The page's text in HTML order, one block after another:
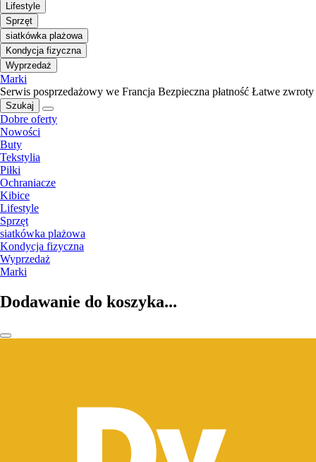
Lifestyle
Sprzęt
siatkówka plażowa
Kondycja fizyczna
Wyprzedaż
Marki
Serwis posprzedażowy we Francja Bezpieczna płatność Łatwe zwroty
Szukaj
Dobre oferty
Nowości
Buty
Tekstylia
Piłki
Ochraniacze
Kibice
Lifestyle
Sprzęt
siatkówka plażowa
Kondycja fizyczna
Wyprzedaż
Marki
Dodawanie do koszyka...